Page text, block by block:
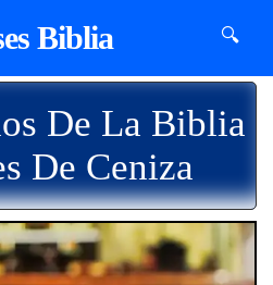
Biblia 🔍
De La Biblia
De Ceniza